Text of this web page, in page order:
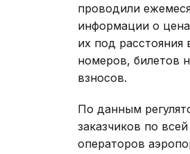
проводили
информации о
их под расстояния
номеров, билетов
взносов.
По данным
заказчиков по
операторов